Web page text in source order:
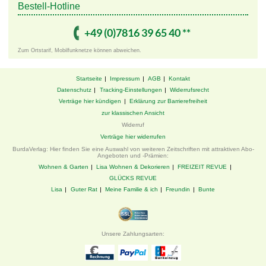
Bestell-Hotline
+49 ­(0)7816 ­39 ­65 ­40 ­**
Zum Ortstarif, Mobilfunknetze können abweichen.
Startseite Impressum AGB
Kontakt
Datenschutz
Tracking-Einstellungen
Widerrufsrecht
Verträge hier kündigen
Erklärung zur Barrierefreiheit
zur klassischen Ansicht
Widerruf
Verträge hier widerrufen
BurdaVerlag: Hier finden Sie eine Auswahl von weiteren Zeitschriften mit attraktiven Abo-
Angeboten und -Prämien:
Wohnen & Garten
Lisa Wohnen & Dekorieren
FREIZEIT REVUE
GLÜCKS REVUE
Lisa
Guter Rat Meine Familie & ich Freundin Bunte
Unsere Zahlungsarten: